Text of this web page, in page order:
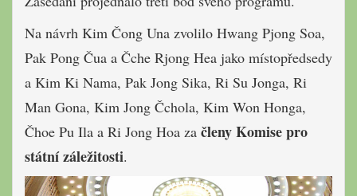
Na návrh Kim Čong Una zvolilo Hwang Pjong Soa,
Pak Pong Čua a Čche Rjong Hea jako místopředsedy
a Kim Ki Nama, Pak Jong Sika, Ri Su Jonga, Ri
Man Gona, Kim Jong Čchola, Kim Won Honga,
Čhoe Pu Ila a Ri Jong Hoa za členy Komise pro
státní záležitosti.